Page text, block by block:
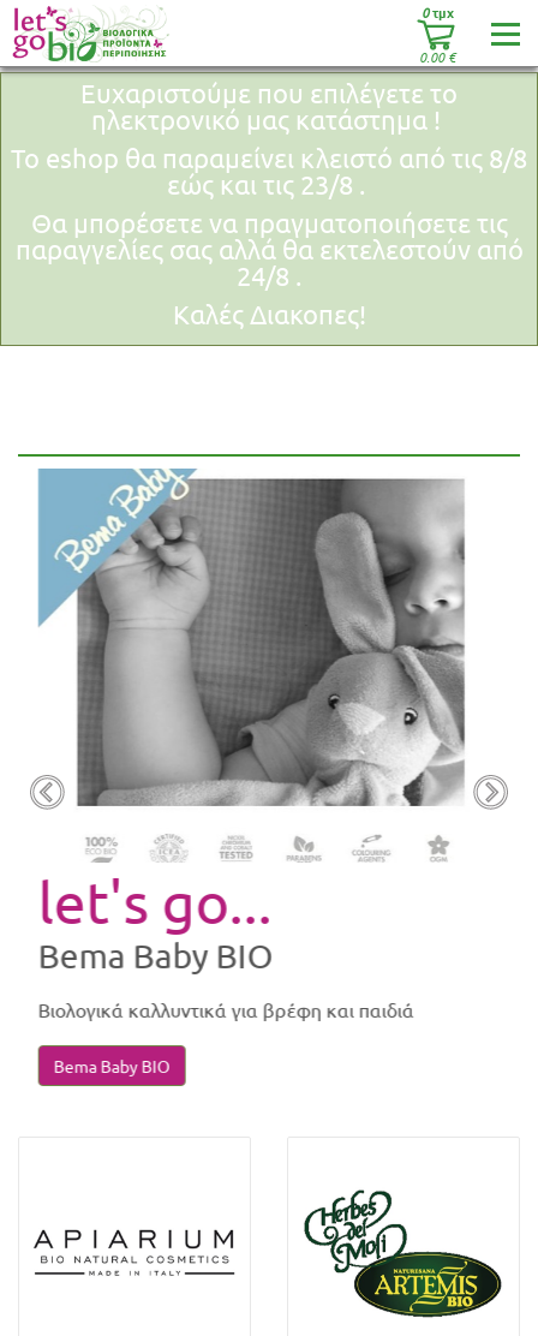
0τμχ
0.00€
Ευχαριστούμε που επιλέγετε το
ηλεκτρονικό μας κατάστημα !
Το eshop θα παραμείνει κλειστό από τις 8/8
εώς και τις 23/8 .
Θα μπορέσετε να πραγματοποιήσετε τις
παραγγελίες σας αλλά θα εκτελεστούν από
24/8 .
Καλές Διακοπες!
let's go...
Bema Baby BIO
Βιολογικά καλλυντικά για βρέφη και παιδιά
Bema Baby BIO